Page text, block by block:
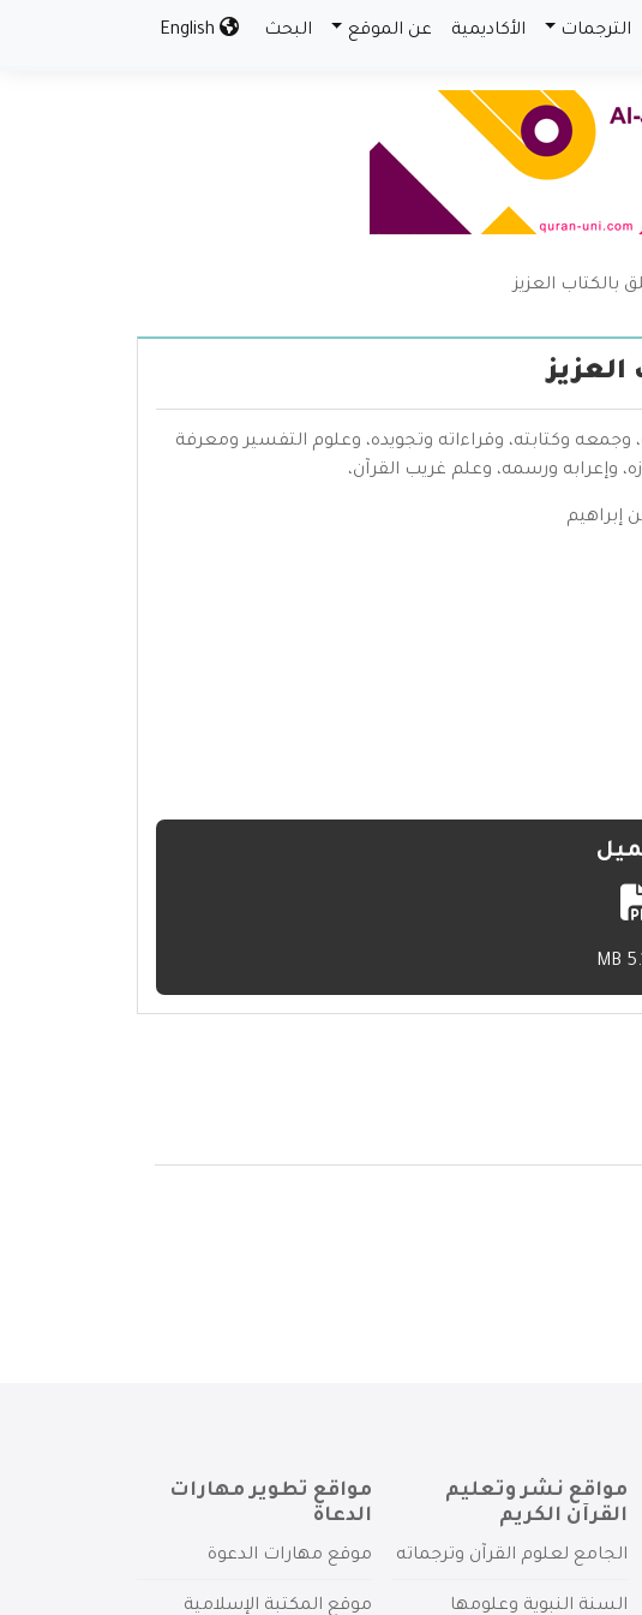
الترجمات الأكاديمية عن الموقع البحث
بالكتاب العزيز
العزيز
وجمعه وكتابته، وقراءاته وتجويده، وعلوم التفسير ومعرفة
وإعرابه ورسمه، وعلم غريب القرآن،
إبراهيم
مواقع نشر وتعليم
القرآن الكريم
الجامع لعلوم القرآن وترجماته
السنة النبوية وعلومها
مواقع تطوير مهارات
الدعاة
موقع مهارات الدعوة
موقع المكتبة الإسلامية